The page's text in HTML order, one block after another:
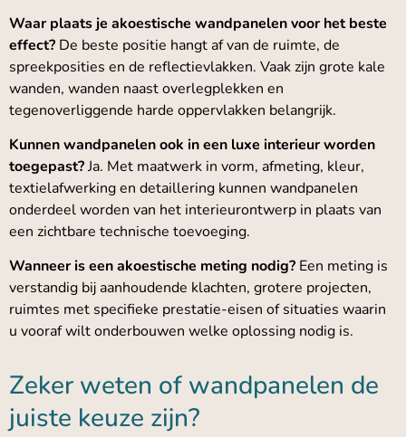
Waar plaats je akoestische wandpanelen voor het beste
effect? De beste positie hangt af van de ruimte, de
spreekposities en de reflectievlakken. Vaak zijn grote kale
wanden, wanden naast overlegplekken en
tegenoverliggende harde oppervlakken belangrijk.
Kunnen wandpanelen ook in een luxe interieur worden
toegepast?Ja. Met maatwerk in vorm, afmeting, kleur,
textielafwerking en detaillering kunnen wandpanelen
onderdeel worden van het interieurontwerp in plaats van
een zichtbare technische toevoeging.
Wanneer is een akoestische meting nodig? Een meting is
verstandig bij aanhoudende klachten, grotere projecten,
ruimtes met specifieke prestatie-eisen of situaties waarin
u vooraf wilt onderbouwen welke oplossing nodig is.
Zeker weten of wandpanelen de
juiste keuze zijn?